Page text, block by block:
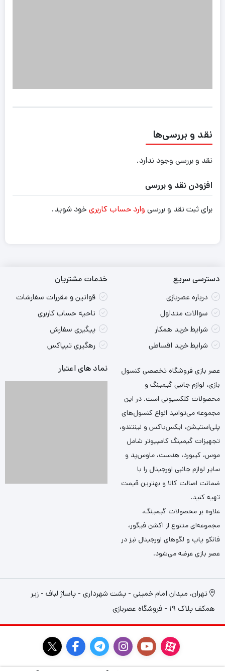
نقد و بررسی‌ها
نقد و بررسی وجود ندارد.
افزودن نقد و بررسی
برای ثبت نقد و بررسی وارد حساب کاربری خود شوید.
دسترسی سریع
درباره عصربازی
سوالات متداول
شرایط خرید همکار
شرایط خرید اقساطی
خدمات مشتریان
قوانین و مقررات سفارشات
ناحیه حساب کاربری
پیگیری سفارش
رهگیری تیپاکس
عصر بازی فروشگاه تخصصی کنسول
بازی، لوازم جانبی گیمینگ و
محصولات کلکسیونی است. در این
مجموعه می‌توانید انواع کنسول‌های
پلی‌استیشن، ایکس‌باکس و نینتندو،
تجهیزات گیمینگ کامپیوتر شامل
موس، کیبورد، هدست، ماوس‌پد و
سایر لوازم جانبی اورجینال را با
ضمانت اصالت کالا و بهترین قیمت
تهیه کنید.
علاوه بر محصولات گیمینگ،
مجموعه‌ای متنوع از اکشن فیگور،
فانکو پاپ و لگوهای اورجینال نیز در
عصر بازی عرضه می‌شود.
نماد های اعتبار
تهران، میدان امام خمینی - پشت شهرداری - پاساژ لباف - زیر
همکف پلاک 19 - فروشگاه عصربازی